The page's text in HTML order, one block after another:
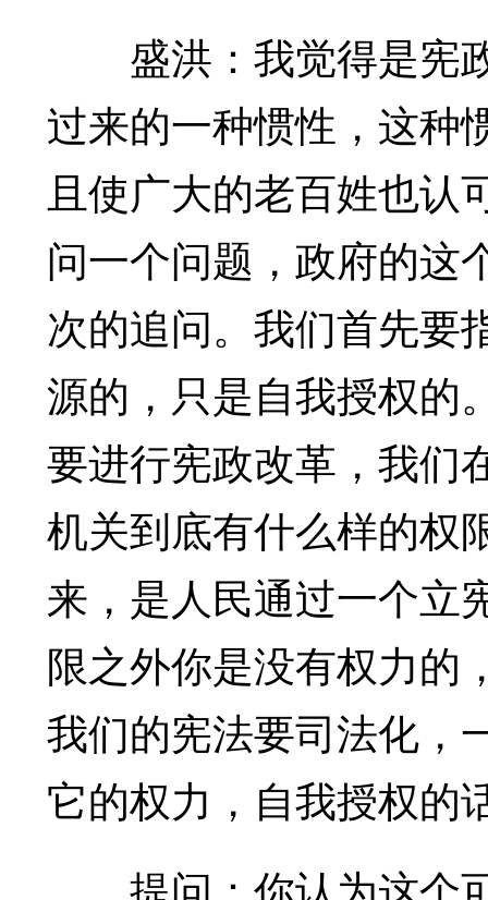
盛洪：我觉得是宪
过来的一种惯性，这种
且使广大的老百姓也认
问一个问题，政府的这
次的追问。我们首先要
源的，只是自我授权的
要进行宪政改革，我们
机关到底有什么样的权
来，是人民通过一个立
限之外你是没有权力的
我们的宪法要司法化，
它的权力，自我授权的
提问：你认为这个